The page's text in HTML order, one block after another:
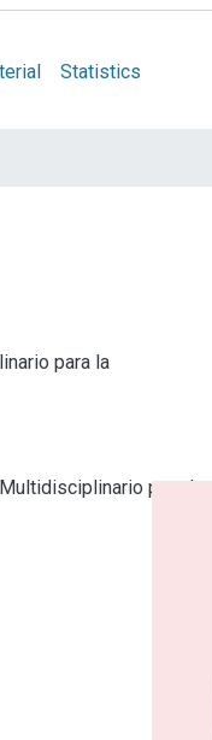
Statistics
para la
para la